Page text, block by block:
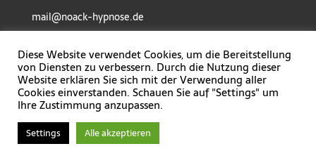
mail@noack-hypnose.de
Praxis für Psychotherapie - Spezialisierung auf Ängste,
Diese Website verwendet Cookies, um die Bereitstellung
von Diensten zu verbessern. Durch die Nutzung dieser
Website erklären Sie sich mit der Verwendung aller
Cookies einverstanden. Schauen Sie auf "Settings" um
Ihre Zustimmung anzupassen.
Settings Alle akzeptieren